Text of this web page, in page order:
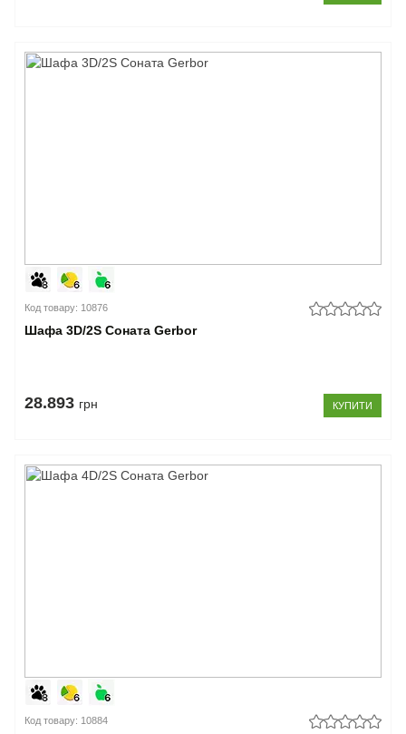
Код товару: 10876
Шафа 3D/2S Соната Gerbor
28.893 грн КУПИТИ
Код товару: 10884